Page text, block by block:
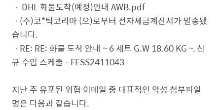
ㆍ DHL 화물도착(예정)안내 AWB.pdf
ㆍ(주)코*틱코리아 (으)로부터 전자세금계산서가 발송됐
습니다.
ㆍRE: RE: 화물 도착 안내 ~ 6 세트 G.W 18.60 KG ~, 신
규 수입 스케줄 - FESS2411043
지난 주 유포된 위협 이메일 중 대표적인 악성 첨부파일
명은 다음과 같습니다.